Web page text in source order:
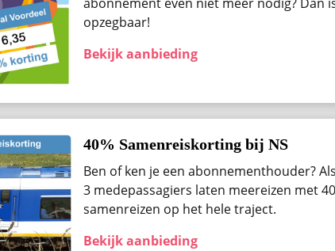
opzegbaar!
Bekijk aanbieding
40% Samenreiskorting bij NS
Ben of ken je een abonnementhouder?
3 medepassagiers laten meereizen met
samenreizen op het hele traject.
Bekijk aanbieding